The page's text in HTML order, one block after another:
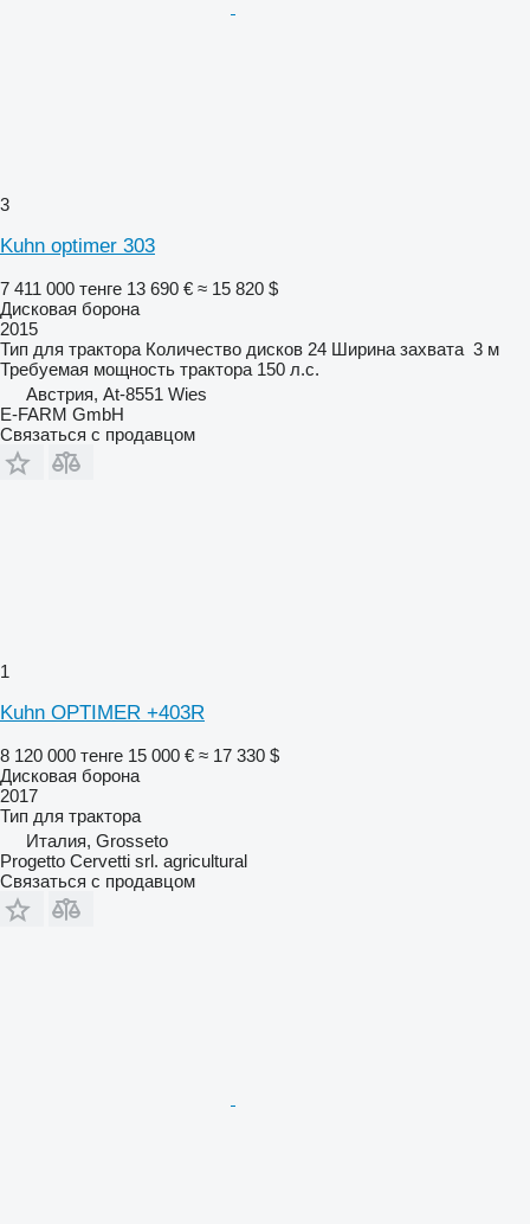
3
Kuhn optimer 303
7 411 000 тенге 13 690 € ≈ 15 820 $
Дисковая борона
2015
Тип для трактора Количество дисков 24 Ширина захвата 3 м
Требуемая мощность трактора 150 л.с.
Австрия, At-8551 Wies
E-FARM GmbH
Связаться с продавцом
1
Kuhn OPTIMER +403R
8 120 000 тенге 15 000 € ≈ 17 330 $
Дисковая борона
2017
Тип для трактора
Италия, Grosseto
Progetto Cervetti srl. agricultural
Связаться с продавцом